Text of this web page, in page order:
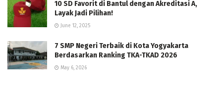
10 SD Favorit di Bantul dengan Akreditasi A,
Layak Jadi Pilihan!
June 12, 2025
7 SMP Negeri Terbaik di Kota Yogyakarta
Berdasarkan Ranking TKA-TKAD 2026
May 6, 2026